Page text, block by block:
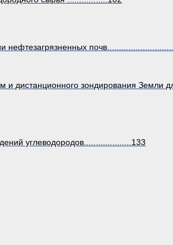
нефтезагрязненных
дистанционного зондирования Земли
углеводородов....................133